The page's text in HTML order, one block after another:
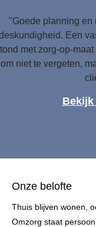
"Goede planning en
Een
met zorg-op-
om niet te vergeten,
Onze belofte
Thuis blijven wonen,
Omzorg staat